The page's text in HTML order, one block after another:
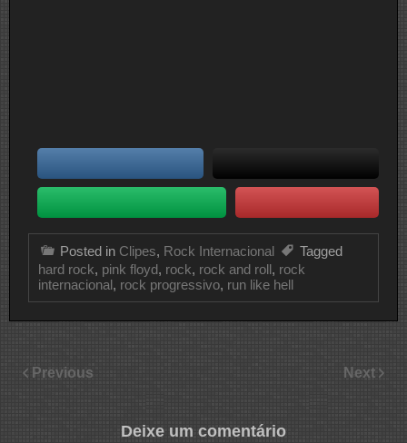
Posted in Clipes, Rock Internacional
Tagged
hard rock, pink floyd, rock, rock and roll, rock
internacional, rock progressivo, run like hell
Previous Next
Deixe um comentário